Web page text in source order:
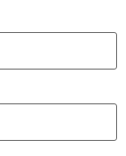
profissionais
seguido.